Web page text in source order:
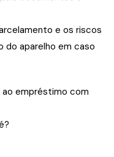
e os riscos
aparelho em caso
empréstimo com